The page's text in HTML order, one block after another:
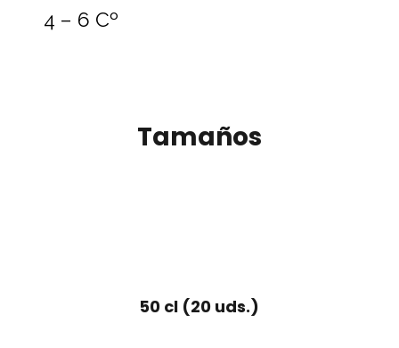
4 – 6 Cº
Tamaños
50 cl (20 uds.)